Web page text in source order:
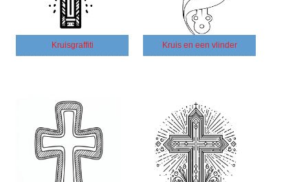
Kruisgraffiti Kruis en een vlinder